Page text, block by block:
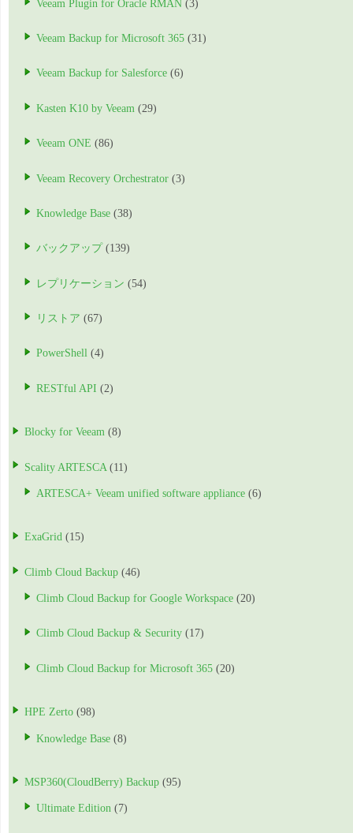
Veeam Plugin for Oracle RMAN (3)
Veeam Backup for Microsoft 365 (31)
Veeam Backup for Salesforce (6)
Kasten K10 by Veeam (29)
Veeam ONE (86)
Veeam Recovery Orchestrator (3)
Knowledge Base (38)
バックアップ (139)
レプリケーション (54)
リストア (67)
PowerShell (4)
RESTful API (2)
Blocky for Veeam (8)
Scality ARTESCA (11)
ARTESCA+ Veeam unified software appliance (6)
ExaGrid (15)
Climb Cloud Backup (46)
Climb Cloud Backup for Google Workspace (20)
Climb Cloud Backup & Security (17)
Climb Cloud Backup for Microsoft 365 (20)
HPE Zerto (98)
Knowledge Base (8)
MSP360(CloudBerry) Backup (95)
Ultimate Edition (7)